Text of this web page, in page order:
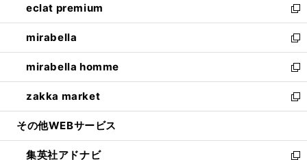
く
で
開
く
ド
ウ
で
開
く
ィ
ン
ド
ウ
で
開
く
い
ウ
ィ
ン
ド
ウ
で
開
eclat premium
新
し
い
ウ
ィ
ン
ド
ウ
開
く
mirabella
新
し
い
ウ
ィ
ン
ウ
で
mirabella homme
新
し
い
ウ
ン
ド
zakka market
新
し
ウ
ィ
その他WEBサービス
集英社アドナビ